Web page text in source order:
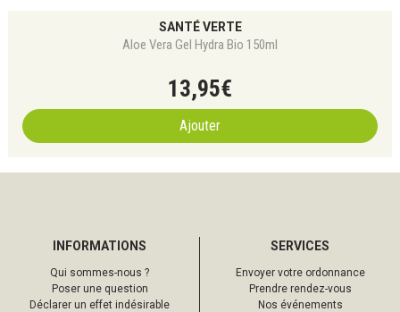
SANTÉ VERTE
Aloe Vera Gel Hydra Bio 150ml
13,95€
Ajouter
INFORMATIONS
Qui sommes-nous ?
Poser une question
Déclarer un effet indésirable
SERVICES
Envoyer votre ordonnance
Prendre rendez-vous
Nos événements